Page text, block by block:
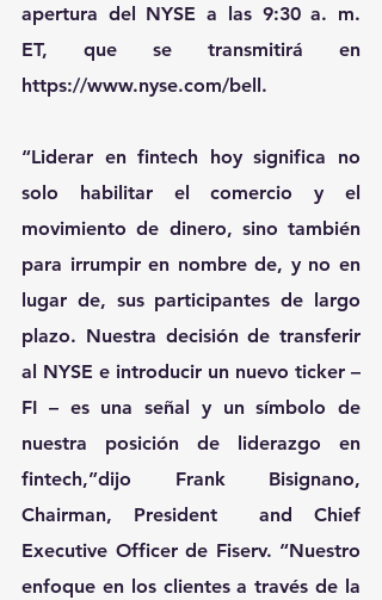
apertura del NYSE a las 9:30 a. m.
https://www.nyse.com/bell.
“Liderar en fintech hoy significa no
solo habilitar el comercio y el
movimiento de dinero, sino también
para irrumpir en nombre de, y no en
lugar de, sus participantes de largo
plazo. Nuestra decisión de transferir
al NYSE e introducir un nuevo ticker –
FI – es una señal y un símbolo de
nuestra posición de liderazgo en
fintech,”dijo Frank Bisignano,
Chairman, President  and Chief
Executive Officer de Fiserv. “Nuestro
enfoque en los clientes a través de la